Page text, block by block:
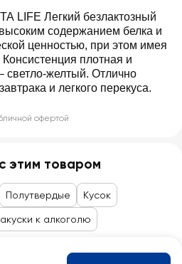
LIFE Легкий безлактозный
содержанием белка и
ценностью, при этом имея
плотная и
светло-желтый. Отлично
и легкого перекуса.
офертой
этим товаром
Полутвердые Кусок
к алкоголю